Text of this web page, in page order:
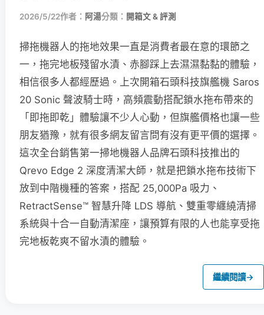
2026/5/22作者： 阿湯分類： 開箱文 & 評測
掃拖機器人的拖地效果一直是消費者最在意的環節之
一，拖完地板殘留水漬、赤腳踩上去濕濕黏黏的體驗，
相信很多人都經歷過。上次開箱石頭科技旗艦機 Saros
20 Sonic 聲波騎士時，高頻震動搭配鎖水拖布帶來的
「即拖即乾」體驗讓不少人心動，但旗艦價格也讓一些
朋友猶豫，就有很多網友留言問有沒有更平價的選擇。
這次全台銷售第一掃地機器人品牌石頭科技推出的
Qrevo Edge 2 深度清潔大師，就是把鎖水拖布技術下
放到中階機種的答案，搭配 25,000Pa 吸力、
RetractSense™ 智慧升降 LDS 導航、雙重零纏繞清掃
系統與十合一自動清潔座，讓預算有限的人也能享受拖
完地板乾爽不留水漬的體驗。
繼續閱讀→